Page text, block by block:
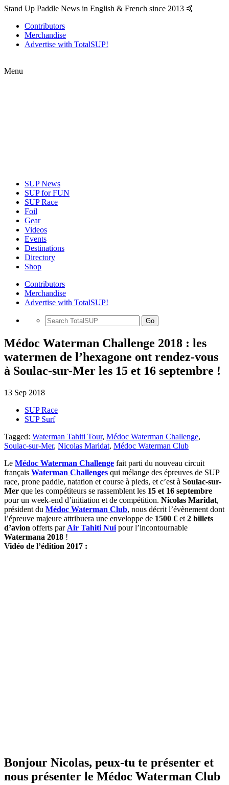
Stand Up Paddle News in English & French since 2013 🤙
Contributors
Merchandise
Advertise with TotalSUP!
Menu
SUP News
SUP for FUN
SUP Race
Foil
Gear
Videos
Events
Destinations
Directory
Shop
Contributors
Merchandise
Advertise with TotalSUP!
Go
Médoc Waterman Challenge 2018 : les
watermen de l’hexagone ont rendez-vous
à Soulac-sur-Mer les 15 et 16 septembre !
13 Sep 2018
SUP Race
SUP Surf
Tagged: Waterman Tahiti Tour, Médoc Waterman Challenge,
Soulac-sur-Mer, Nicolas Maridat, Médoc Waterman Club
Le Médoc Waterman Challenge fait parti du nouveau circuit
français Waterman Challenges qui mélange des épreuves de SUP
race, prone paddle, natation et course à pieds, et c’est à Soulac-sur-
Mer que les compétiteurs se rassemblent les 15 et 16 septembre
pour un week-end d’initiation et de compétition. Nicolas Maridat,
président du Médoc Waterman Club, nous décrit l’évènement dont
l’épreuve majeure attribuera une enveloppe de 1500 € et 2 billets
d’avion offerts par Air Tahiti Nui pour l’incontournable
Watermana 2018 !
Vidéo de l’édition 2017 :
Bonjour Nicolas, peux-tu te présenter et
nous présenter le Médoc Waterman Club